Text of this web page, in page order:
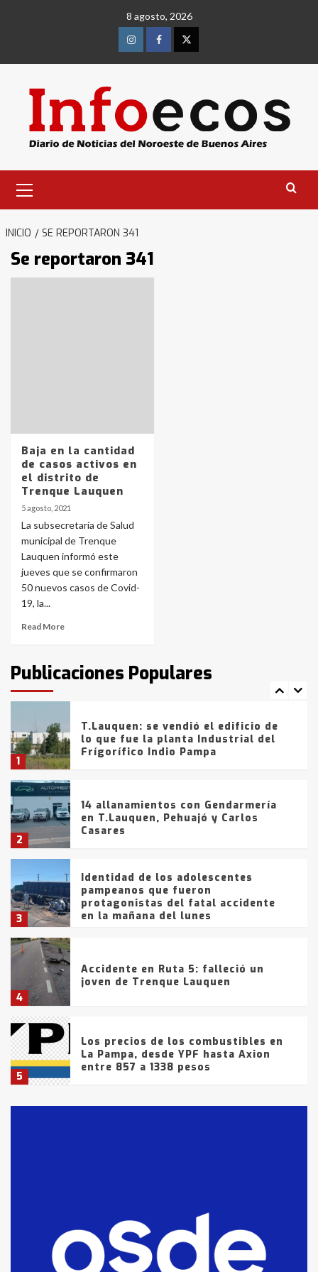
8 agosto, 2026
InstagramFacebookTwitter
primario
INICIO SE REPORTARON 341
Se reportaron 341
Baja en la cantidad
de casos activos en
el distrito de
Trenque Lauquen
5 agosto, 2021
La subsecretaría de Salud
municipal de Trenque
Lauquen informó este
jueves que se confirmaron
50 nuevos casos de Covid-
19, la...
Read More
Publicaciones Populares
4
5
Los precios de los combustibles en
6
La Bolsa de Cereales de Bahía
Blanca anticipa que Agosto vendrá
con lluvias y heladas, en gran parte
fueron detenidos por
comercialización de drogas en la
tarde del sábado
1
T.Lauquen: se vendió el edificio de
lo que fue la planta Industrial del
Frígorífico Indio Pampa
2
14 allanamientos con Gendarmería
en T.Lauquen, Pehuajó y Carlos
Casares
3
Identidad de los adolescentes
pampeanos que fueron
protagonistas del fatal accidente
en la mañana del lunes
4
Accidente en Ruta 5: falleció un
joven de Trenque Lauquen
5
Los precios de los combustibles en
La Pampa, desde YPF hasta Axion
entre 857 a 1338 pesos
fueron detenidos por
comercialización de drogas en la
tarde del sábado